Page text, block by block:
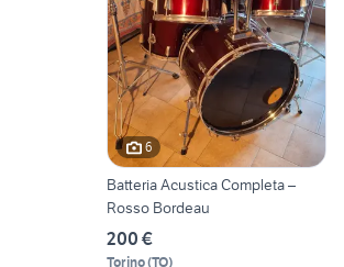
6
Batteria Acustica Completa –
Rosso Bordeau
200 €
Torino(TO)